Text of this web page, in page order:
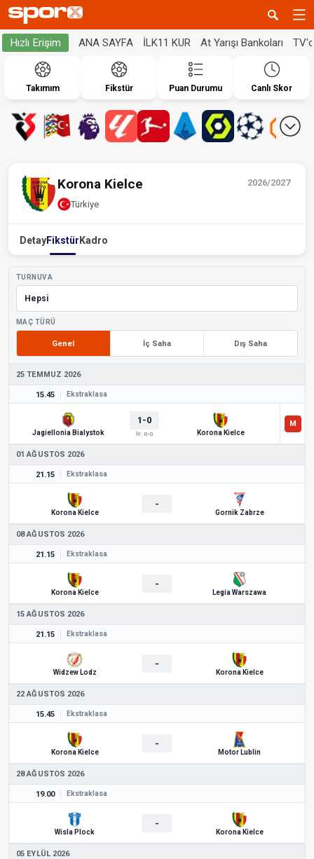
Hızlı Erişim ANA SAYFA İLK11 KUR At Yarışı Bankoları
Takımım Fikstür Puan Durumu Canlı Skor
2026/2027
Korona Kielce
Türkiye
DetayFikstür Kadro
TURNUVA
MAÇ TÜRÜ
Genel İç Saha Dış Saha
25 TEMMUZ 2026
15.45 Ekstraklasa
Jagiellonia Bialystok
1-0
İY: 0-0 Korona Kielce
01 AĞUSTOS 2026
21.15 Ekstraklasa
Korona Kielce
-
Gornik Zabrze
08 AĞUSTOS 2026
21.15 Ekstraklasa
Korona Kielce
-
Legia Warszawa
15 AĞUSTOS 2026
21.15 Ekstraklasa
Widzew Lodz
-
Korona Kielce
22 AĞUSTOS 2026
15.45 Ekstraklasa
Korona Kielce
-
Motor Lublin
28 AĞUSTOS 2026
19.00 Ekstraklasa
Wisla Plock
-
Korona Kielce
05 EYLÜL 2026